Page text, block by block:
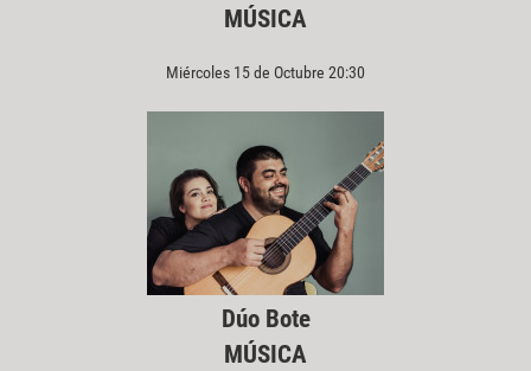
MÚSICA
Miércoles 15 de Octubre 20:30
Dúo Bote
MÚSICA